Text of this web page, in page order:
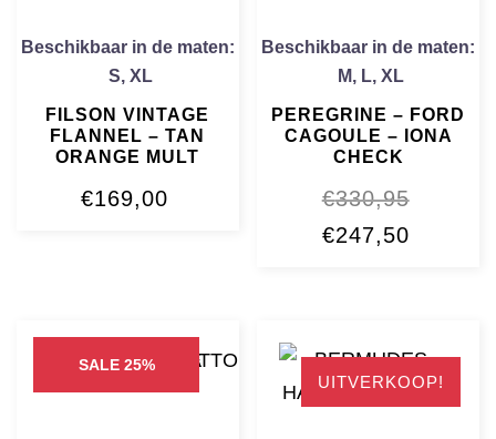
Beschikbaar in de maten:
S, XL
FILSON VINTAGE
FLANNEL – TAN
ORANGE MULT
€169,00
Beschikbaar in de maten:
M, L,XL
PEREGRINE – FORD
CAGOULE – IONA
CHECK
€330,95
Oorspronkelijke
€247,50
SALE 25%
UITVERKOOP!